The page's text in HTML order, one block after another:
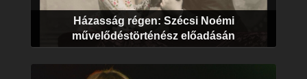
Házasság régen: Szécsi Noémi
művelődéstörténész előadásán